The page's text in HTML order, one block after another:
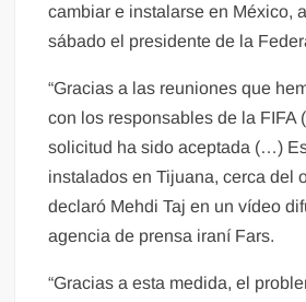
cambiar e instalarse en México,
sábado el presidente de la
“Gracias a las reuniones que
con los responsables de la FIFA
solicitud ha sido aceptada (…)
instalados en Tijuana, cerca del
declaró Mehdi Taj en un vídeo
agencia de prensa iraní Fars.
“Gracias a esta medida, el